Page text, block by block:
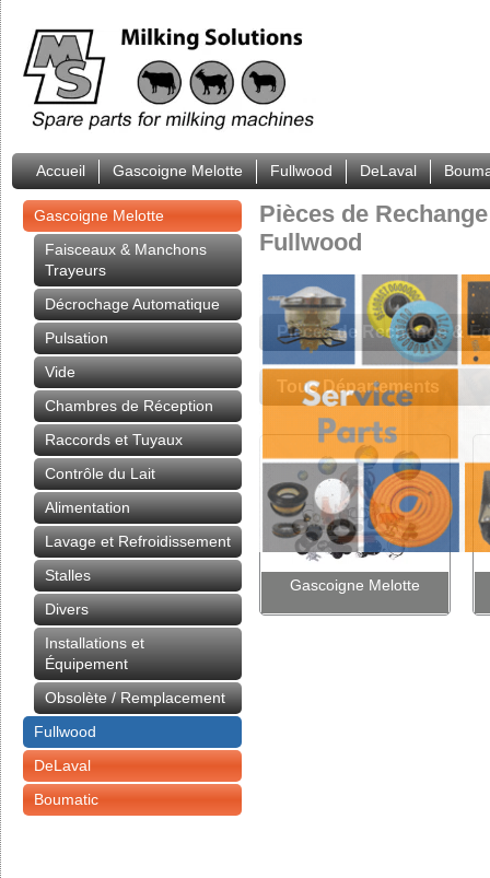
Accueil Gascoigne Melotte Fullwood DeLaval
Gascoigne Melotte
Faisceaux & Manchons
Trayeurs
Décrochage Automatique
Pulsation
Vide
Chambres de Réception
Raccords et Tuyaux
Contrôle du Lait
Alimentation
Lavage et Refroidissement
Stalles
Divers
Installations et
Équipement
Obsolète / Remplacement
Fullwood
DeLaval
Boumatic
Pièces de
Fullwood
Pièces de Rechange &
Tous Départements
Gascoigne Melotte